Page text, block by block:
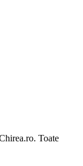
Toate